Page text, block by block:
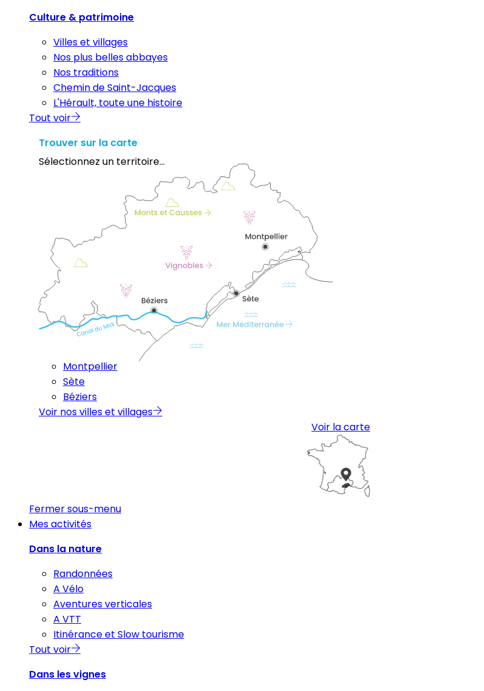
Culture & patrimoine
Villes et villages
Nos plus belles abbayes
Nos traditions
Chemin de Saint-Jacques
L'Hérault, toute une histoire
Tout voir
Trouver sur la carte
Sélectionnez un territoire...
Montpellier
Sète
Béziers
Voir nos villes et villages
Voir la carte
Fermer sous-menu
Mes activités
Dans la nature
Randonnées
A Vélo
Aventures verticales
A VTT
Itinérance et Slow tourisme
Tout voir
Dans les vignes